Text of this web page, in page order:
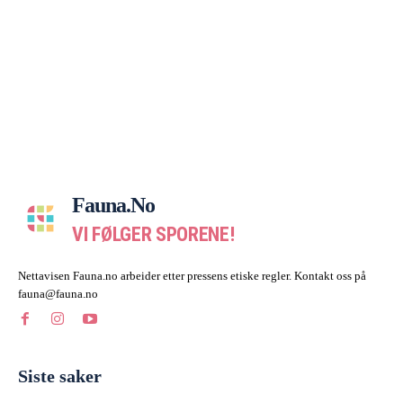
Fauna.no
VI FØLGER SPORENE!
Nettavisen Fauna.no arbeider etter pressens etiske regler. Kontakt oss på
fauna@fauna.no
Siste saker